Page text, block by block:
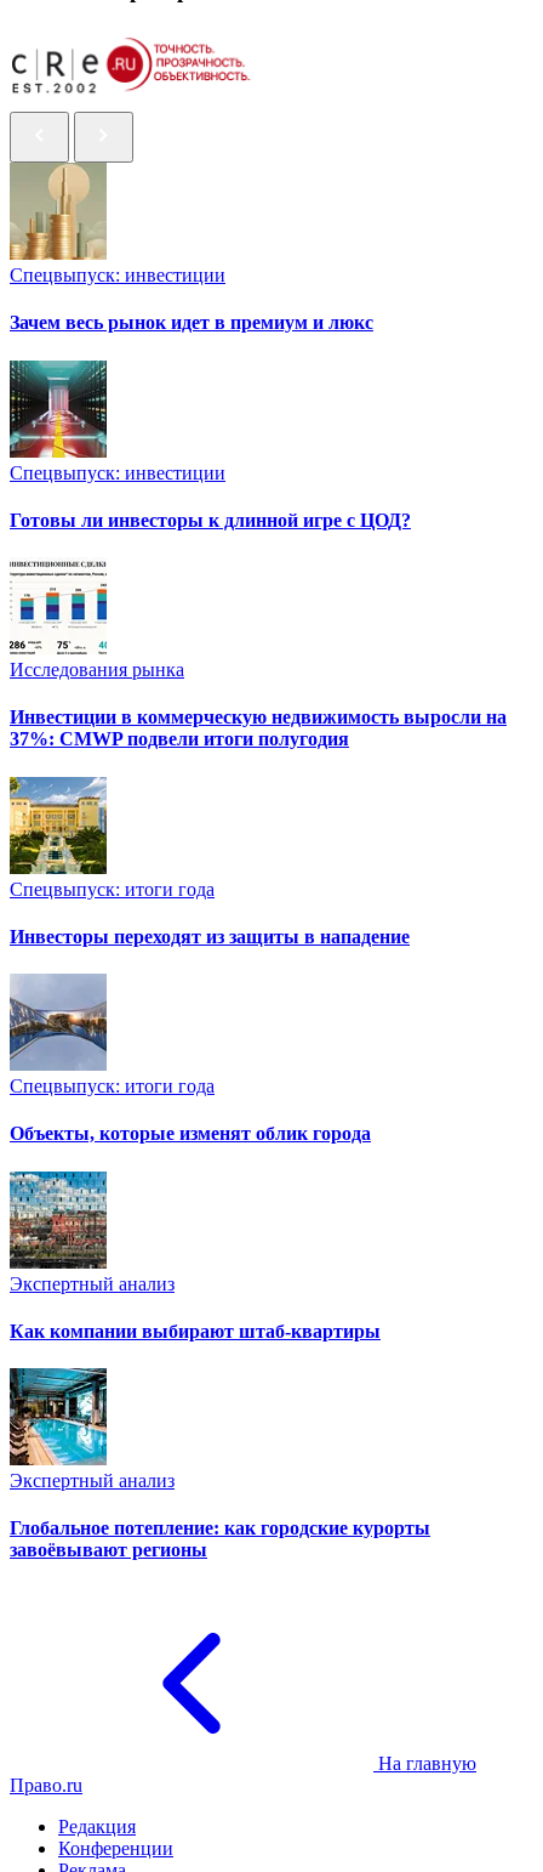
Спецвыпуск: инвестиции
Зачем весь рынок идет в премиум и люкс
Спецвыпуск: инвестиции
Готовы ли инвесторы к длинной игре с ЦОД?
Исследования рынка
Инвестиции в коммерческую недвижимость выросли на
37%: CMWP подвели итоги полугодия
Спецвыпуск: итоги года
Инвесторы переходят из защиты в нападение
Спецвыпуск: итоги года
Объекты, которые изменят облик города
Экспертный анализ
Как компании выбирают штаб-квартиры
Экспертный анализ
Глобальное потепление: как городские курорты
завоёвывают регионы
На главную
Право.ru
Редакция
Конференции